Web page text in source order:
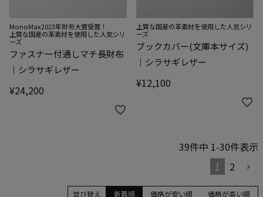
MonoMax2023年財布大賞受賞！
上質な国産の革素材を使用した人気シリ
ーズ
ファスナー付通しマチ長財布
｜シラサギレザー
¥24,200
上質な国産の革素材を使用した人気シリ
ーズ
ブックカバー(文庫本サイズ)
｜シラサギレザー
¥12,100
並び替え 価格が安い順 価格が高い順
新着順
39件中 1-30件表示
1
2